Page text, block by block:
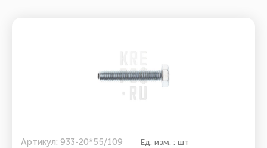
Артикул: 933-20*55/109 Ед. изм. : шт